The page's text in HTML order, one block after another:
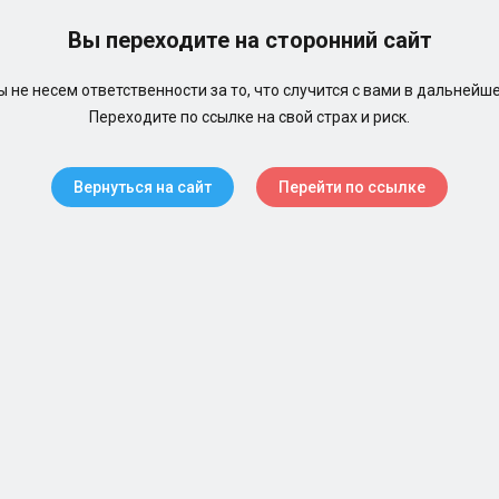
Вы переходите на сторонний сайт
не несем ответственности за то, что случится с вами в
Переходите по ссылке на свой страх и риск.
Вернуться на сайт Перейти по ссылке